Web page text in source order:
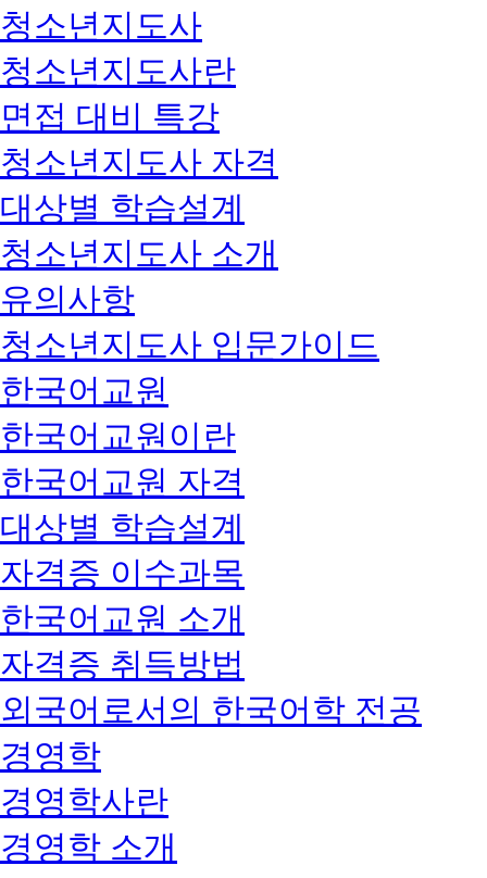
청소년지도사
청소년지도사란
면접 대비 특강
청소년지도사 자격
대상별 학습설계
청소년지도사 소개
유의사항
청소년지도사 입문가이드
한국어교원
한국어교원이란
한국어교원 자격
대상별 학습설계
자격증 이수과목
한국어교원 소개
자격증 취득방법
외국어로서의 한국어학 전공
경영학
경영학사란
경영학 소개